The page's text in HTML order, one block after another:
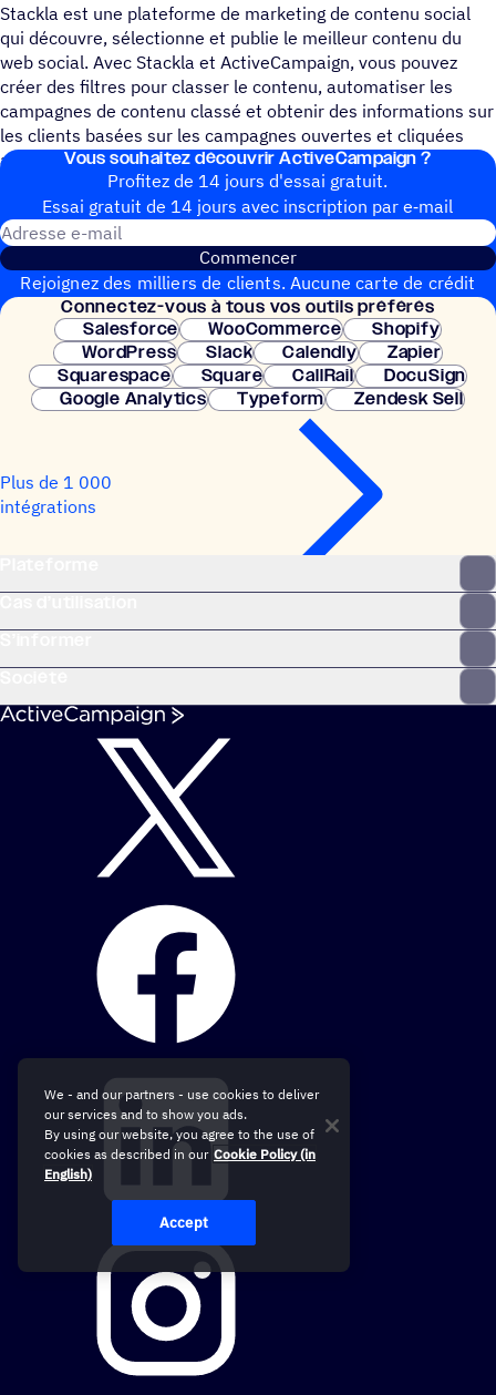
Stackla est une plateforme de marketing de contenu social
qui découvre, sélectionne et publie le meilleur contenu du
web social. Avec Stackla et ActiveCampaign, vous pouvez
créer des filtres pour classer le contenu, automatiser les
campagnes de contenu classé et obtenir des informations sur
les clients basées sur les campagnes ouvertes et cliquées
afin de mettre en place de futures campagnes.
Vous souhai­tez découvrir ActiveCampaign ?
Profitez de 14 jours d'essai gratuit.
Essai gratuit de 14 jours avec inscrip­tion par e‑mail
Commencer
Rejoignez des milliers de clients. Aucune carte de crédit
nécessaire. Configuration instantanée.
Connec­tez-vous à tous vos outils préférés
Salesforce
WooCommerce
Shopify
WordPress
Slack Calendly
Zapier
Squarespace
Square CallRail
DocuSign
Google Analytics
Typeform Zendesk Sell
Plus de 1 000
intégrations
We - and our partners - use cookies to deliver
our services and to show you ads.
By using our website, you agree to the use of
cookies as described in our Cookie Policy (in
English)
Accept